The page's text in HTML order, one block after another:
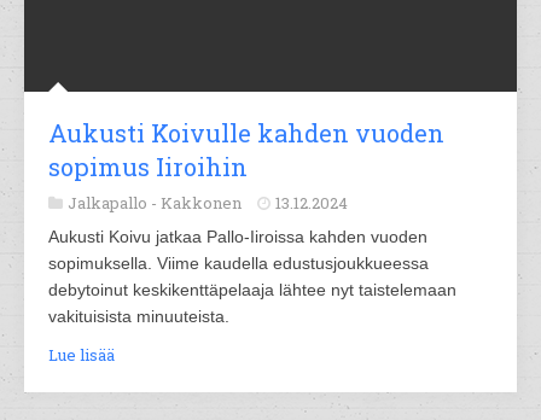
Aukusti Koivulle kahden vuoden
sopimus Iiroihin
Jalkapallo - Kakkonen 13.12.2024
Aukusti Koivu jatkaa Pallo-Iiroissa kahden vuoden
sopimuksella. Viime kaudella edustusjoukkueessa
debytoinut keskikenttäpelaaja lähtee nyt taistelemaan
vakituisista minuuteista.
Lue lisää